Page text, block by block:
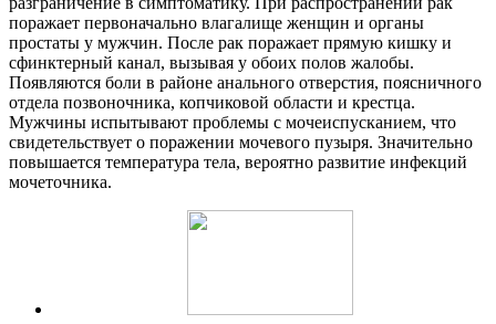
поражает первоначально влагалище женщин и органы
простаты у мужчин. После рак поражает прямую кишку и
сфинктерный канал, вызывая у обоих полов жалобы.
Появляются боли в районе анального отверстия, поясничного
отдела позвоночника, копчиковой области и крестца.
Мужчины испытывают проблемы с мочеиспусканием, что
свидетельствует о поражении мочевого пузыря. Значительно
повышается температура тела, вероятно развитие инфекций
мочеточника.